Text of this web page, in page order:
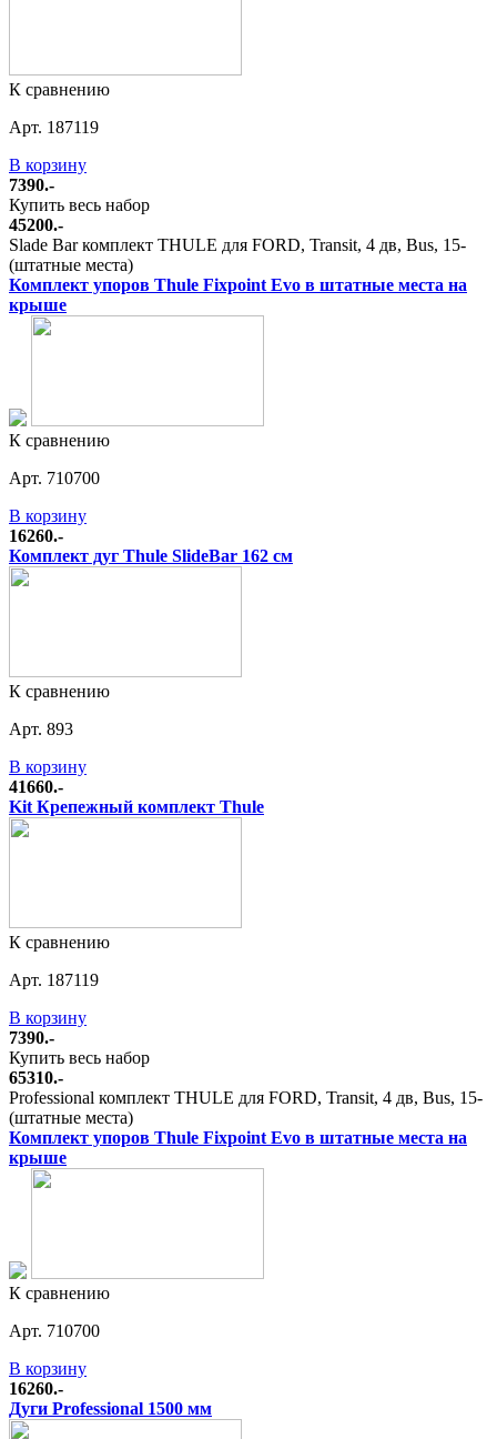
К сравнению
Арт. 187119
В корзину
7390.-
Купить весь набор
45200.-
Slade Bar комплект THULE для FORD, Transit, 4 дв, Bus, 15-
(штатные места)
Комплект упоров Thule Fixpoint Evo в штатные места на
крыше
К сравнению
Арт. 710700
В корзину
16260.-
Комплект дуг Thule SlideBar 162 см
К сравнению
Арт. 893
В корзину
41660.-
Kit Крепежный комплект Thule
К сравнению
Арт. 187119
В корзину
7390.-
Купить весь набор
65310.-
Professional комплект THULE для FORD, Transit, 4 дв, Bus, 15-
(штатные места)
Комплект упоров Thule Fixpoint Evo в штатные места на
крыше
К сравнению
Арт. 710700
В корзину
16260.-
Дуги Professional 1500 мм